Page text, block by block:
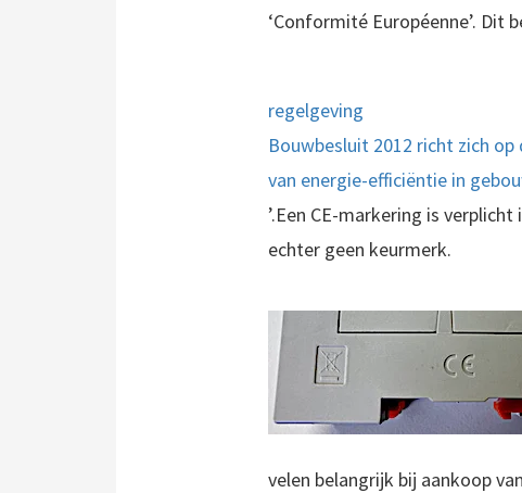
‘Conformité Européenne’. Dit
regelgeving
Bouwbesluit 2012 richt zich
van energie-efficiëntie in
’.Een CE-markering is
echter geen keurmerk.
velen belangrijk bij aankoop